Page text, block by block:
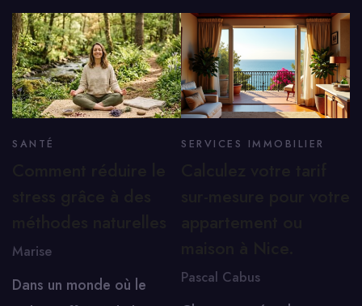
SANTÉ
Marise
Dans un monde où le
SERVICES IMMOBILIER
Pascal Cabus